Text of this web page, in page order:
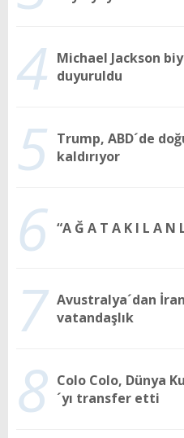
4 Michael Jackson
duyuruldu
5 Trump, ABD´de
kaldırıyor
6 “A Ğ A T A K I L A N
7 Avustralya´dan
vatandaşlık
8 Colo Colo, Dünya
´yı transfer etti